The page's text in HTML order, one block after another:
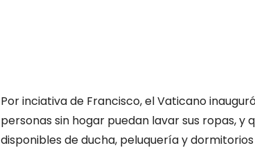
Por inciativa de Francisco, el Vaticano
personas sin hogar puedan lavar sus ropas, y
disponibles de ducha, peluquería y